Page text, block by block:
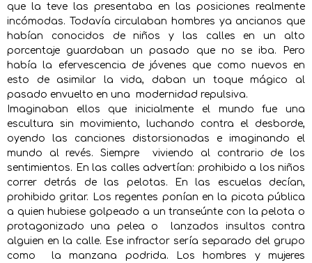
que la teve las presentaba en las posiciones realmente
incómodas. Todavía circulaban hombres ya ancianos que
habían conocidos de niños y las calles en un alto
porcentaje guardaban un pasado que no se iba. Pero
había la efervescencia de jóvenes que como nuevos en
esto de asimilar la vida, daban un toque mágico al
pasado envuelto en una modernidad repulsiva.
Imaginaban ellos que inicialmente el mundo fue una
escultura sin movimiento, luchando contra el desborde,
oyendo las canciones distorsionadas e imaginando el
mundo al revés. Siempre viviendo al contrario de los
sentimientos. En las calles advertían: prohibido a los niños
correr detrás de las pelotas. En las escuelas decían,
prohibido gritar. Los regentes ponían en la picota pública
a quien hubiese golpeado a un transeúnte con la pelota o
protagonizado una pelea o lanzados insultos contra
alguien en la calle. Ese infractor sería separado del grupo
como la manzana podrida. Los hombres y mujeres